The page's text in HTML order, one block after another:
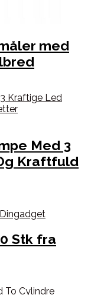
med
Med 3
Kraftfuld
Stk fra